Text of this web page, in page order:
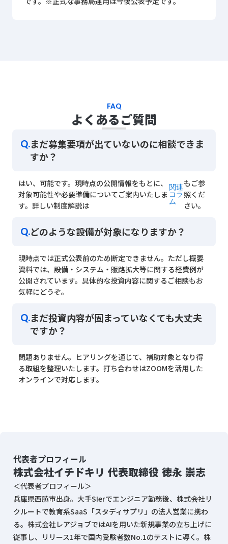
FAQ
よくあるご質問
Q.まだ募集要項が出ていないのに相談できま
すか？
はい、可能です。現時点の公開情報をもとに、
対象可能性や必要準備についてご案内いたしま
す。詳しい制度解説は
関連
コラ
ム
もご参
照くだ
さい。
Q.どのような設備が対象になりますか？
現時点では正式公表前のため断定できません。ただし概要
資料では、設備・システム・販路拡大等に関する経費例が
公開されています。具体的な投資内容に関するご相談もお
気軽にどうぞ。
Q.まだ投資内容が固まっていなくても大丈夫
ですか？
問題ありません。ヒアリングを通じて、補助対象となり得
る取組を整理いたします。打ち合わせはZOOMを活用した
オンラインで対応します。
代表者プロフィール
株式会社イチドキリ 代表取締役 徳永 崇志
＜代表者プロフィール＞
兵庫県西脇市出身。大手SIerでエンジニア勤務後、株式会社リ
クルートで教育系SaaS「スタディサプリ」の法人営業に携わ
る。株式会社レアジョブではAIを用いた新規事業の立ち上げに
従事し、リリース1年で国内受験者数No.1のテストに導く。株